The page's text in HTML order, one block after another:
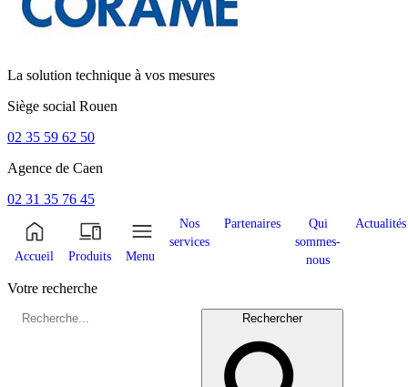
La solution technique à vos mesures
Siège social Rouen
02 35 59 62 50
Agence de Caen
02 31 35 76 45
Accueil Produits Menu
Nos
services
Partenaires
Qui
sommes-
nous
Actualités
Votre recherche
Rechercher